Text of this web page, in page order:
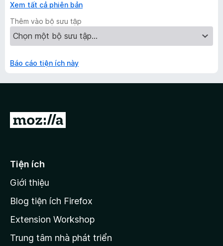
Xem tất cả phiên bản
Thêm vào bộ sưu tập
Báo cáo tiện ích này
Đ
ế
t
r
n
g
Tiện ích
Giới thiệu
Blog tiện ích Firefox
Extension Workshop
Trung tâm nhà phát triển